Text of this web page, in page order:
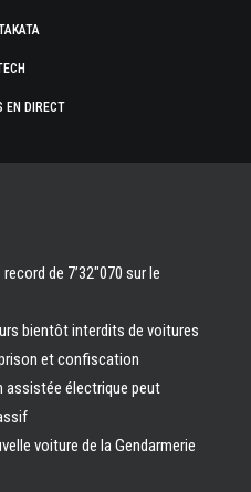
EN DIRECT
de 7’32″070 sur le
bientôt interdits de voitures
et confiscation
assistée électrique peut
voiture de la Gendarmerie